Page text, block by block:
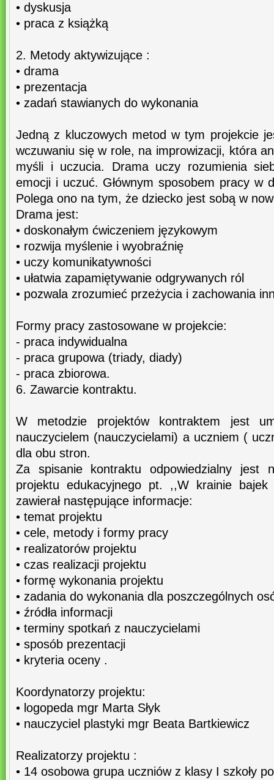
• dyskusja
• praca z książką
2. Metody aktywizujące :
• drama
• prezentacja
• zadań stawianych do wykonania
Jedną z kluczowych metod w tym projekcie
wczuwaniu się w role, na improwizacji, która
myśli i uczucia. Drama uczy rozumienia
emocji i uczuć. Głównym sposobem pracy w
Polega ono na tym, że dziecko jest sobą w
Drama jest:
• doskonałym ćwiczeniem językowym
• rozwija myślenie i wyobraźnię
• uczy komunikatywności
• ułatwia zapamiętywanie odgrywanych ról
• pozwala zrozumieć przeżycia i zachowania
Formy pracy zastosowane w projekcie:
- praca indywidualna
- praca grupowa (triady, diady)
- praca zbiorowa.
6. Zawarcie kontraktu.
W metodzie projektów kontraktem jest
nauczycielem (nauczycielami) a uczniem (
dla obu stron.
Za spisanie kontraktu odpowiedzialny jest
projektu edukacyjnego pt. ,,W krainie bajek
zawierał następujące informacje:
• temat projektu
• cele, metody i formy pracy
• realizatorów projektu
• czas realizacji projektu
• formę wykonania projektu
• zadania do wykonania dla poszczególnych
• źródła informacji
• terminy spotkań z nauczycielami
• sposób prezentacji
• kryteria oceny .
Koordynatorzy projektu:
• logopeda mgr Marta Słyk
• nauczyciel plastyki mgr Beata Bartkiewicz
Realizatorzy projektu :
• 14 osobowa grupa uczniów z klasy I szkoły